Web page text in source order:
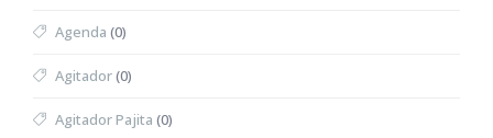
Agenda (0)
Agitador(0)
Agitador Pajita (0)